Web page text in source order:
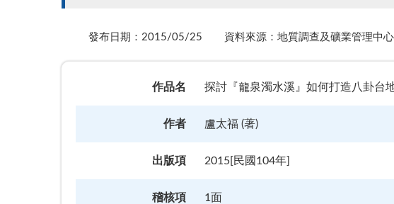
發布日期：2015/05/25 資料來源：地質調查及礦業管理中心
作品名 探討『龍泉濁水溪』如何打造八卦台
作者 盧太福 (著)
出版項 2015[民國104年]
稽核項 1面